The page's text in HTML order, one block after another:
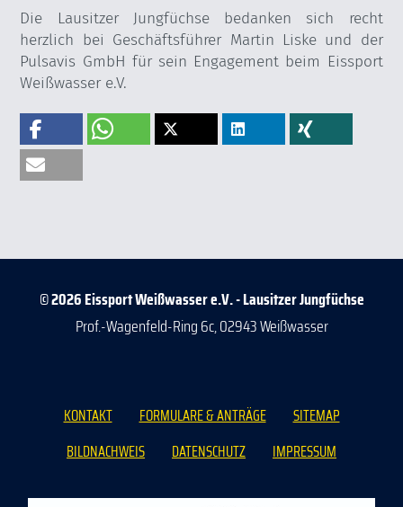
Die Lausitzer Jungfüchse bedanken sich recht
herzlich bei Geschäftsführer Martin Liske und der
Pulsavis GmbH für sein Engagement beim Eissport
Weißwasser e.V.
© 2026 Eissport Weißwasser e.V. - Lausitzer Jungfüchse
Prof.-Wagenfeld-Ring 6c, 02943 Weißwasser
KONTAKT FORMULARE & ANTRÄGE
SITEMAP
BILDNACHWEIS
DATENSCHUTZ IMPRESSUM